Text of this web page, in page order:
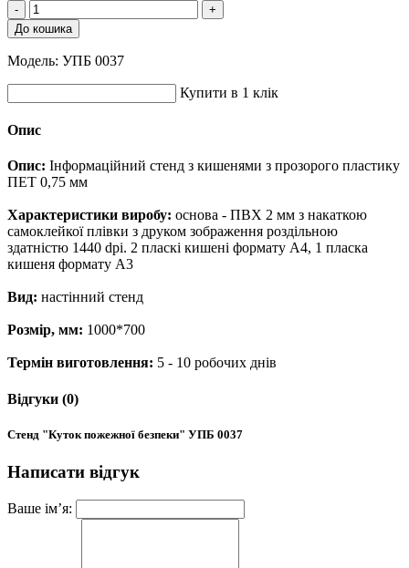
-
+
До кошика
Модель: УПБ 0037
Купити в 1 клік
Опис
Опис: Інформаційний стенд з кишенями з прозорого пластику
ПЕТ 0,75 мм
Характеристики виробу: основа - ПВХ 2 мм з накаткою
самоклейкої плівки з друком зображення роздільною
здатністю 1440 dpi. 2 пласкі кишені формату А4, 1 пласка
кишеня формату А3
Вид: настінний стенд
Розмір, мм: 1000*700
Термін виготовлення: 5 - 10 робочих днів
Відгуки (0)
Стенд "Куток пожежної безпеки" УПБ 0037
Написати відгук
Ваше ім’я: